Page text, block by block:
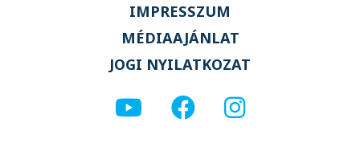
IMPRESSZUM
MÉDIAAJÁNLAT
JOGI NYILATKOZAT